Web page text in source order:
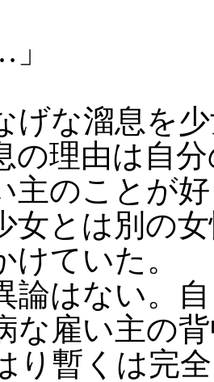
げな溜息を
の理由は自
主のことが
女とは別の
ていた。
論はない。
な雇い主の
り暫くは完